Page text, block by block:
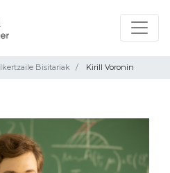
Ikertzaile Bisitariak Kirill Voronin